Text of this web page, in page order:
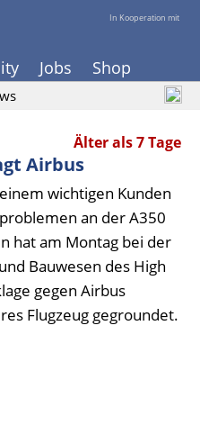
In Kooperation mit
Jobs Shop
Älter als 7 Tage
Airbus
wichtigen Kunden
an der A350
hat am Montag bei der
Bauwesen des High
gegen Airbus
Flugzeug gegroundet.